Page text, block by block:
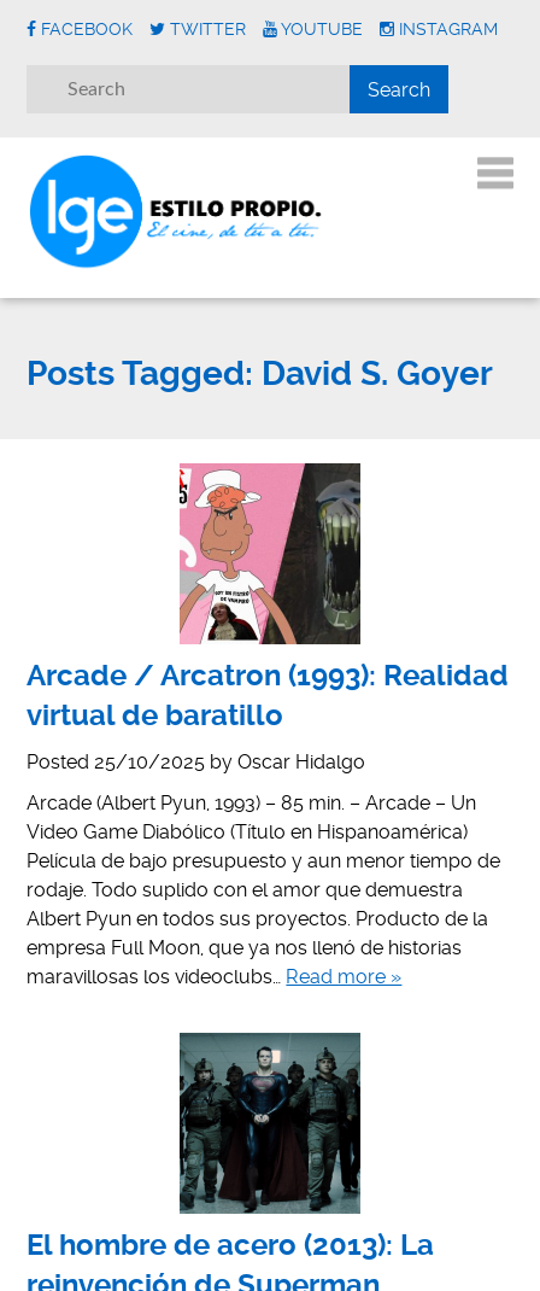
FACEBOOK TWITTER YOUTUBE INSTAGRAM
Posts Tagged: David S. Goyer
Arcade / Arcatron (1993): Realidad
virtual de baratillo
Posted 25/10/2025 byOscar Hidalgo
Arcade (Albert Pyun, 1993) – 85 min. – Arcade – Un
Video Game Diabólico (Título en Hispanoamérica)
Película de bajo presupuesto y aun menor tiempo de
rodaje. Todo suplido con el amor que demuestra
Albert Pyun en todos sus proyectos. Producto de la
empresa Full Moon, que ya nos llenó de historias
maravillosas los videoclubs… Read more »
El hombre de acero (2013): La